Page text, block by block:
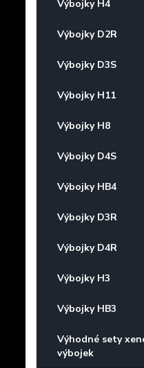
Výbojky H4
Výbojky D2R
Výbojky D3S
Výbojky H11
Výbojky H8
Výbojky D4S
Výbojky HB4
Výbojky D3R
Výbojky D4R
Výbojky H3
Výbojky HB3
Výhodné sety
výbojek